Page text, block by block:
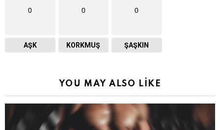
0
AŞK
0
KORKMUŞ
0
ŞAŞKIN
YOU MAY ALSO LIKE